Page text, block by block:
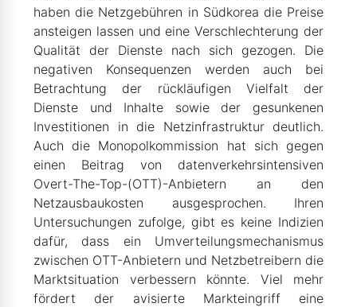
haben die Netzgebühren in Südkorea die Preise
ansteigen lassen und eine Verschlechterung der
Qualität der Dienste nach sich gezogen. Die
negativen Konsequenzen werden auch bei
Betrachtung der rückläufigen Vielfalt der
Dienste und Inhalte sowie der gesunkenen
Investitionen in die Netzinfrastruktur deutlich.
Auch die Monopolkommission hat sich gegen
einen Beitrag von datenverkehrsintensiven
Overt-The-Top-(OTT)-Anbietern an den
Netzausbaukosten ausgesprochen. Ihren
Untersuchungen zufolge, gibt es keine Indizien
dafür, dass ein Umverteilungsmechanismus
zwischen OTT-Anbietern und Netzbetreibern die
Marktsituation verbessern könnte. Viel mehr
fördert der avisierte Markteingriff eine